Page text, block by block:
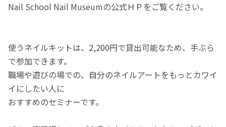
Nail School Nail Museumの公式ＨＰをご覧ください。
使うネイルキットは、2,200円で貸出可能なため、手ぶら
で参加できます。
職場や遊びの場での、自分のネイルアートをもっとカワイ
イにしたい人に
おすすめのセミナーです。